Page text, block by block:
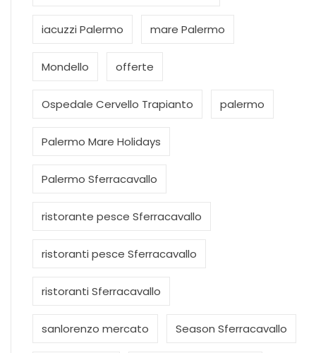
iacuzzi Palermo mare Palermo
Mondello offerte
Ospedale Cervello Trapianto palermo
Palermo Mare Holidays
Palermo Sferracavallo
ristorante pesce Sferracavallo
ristoranti pesce Sferracavallo
ristoranti Sferracavallo
sanlorenzo mercato Season Sferracavallo